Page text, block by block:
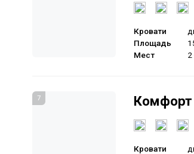
Кровати
Площадь
Мест 2
7 Комфорт
Кровати